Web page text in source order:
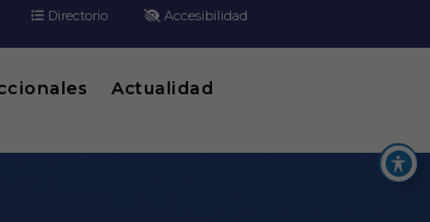
Directorio Accesibilidad
Actualidad